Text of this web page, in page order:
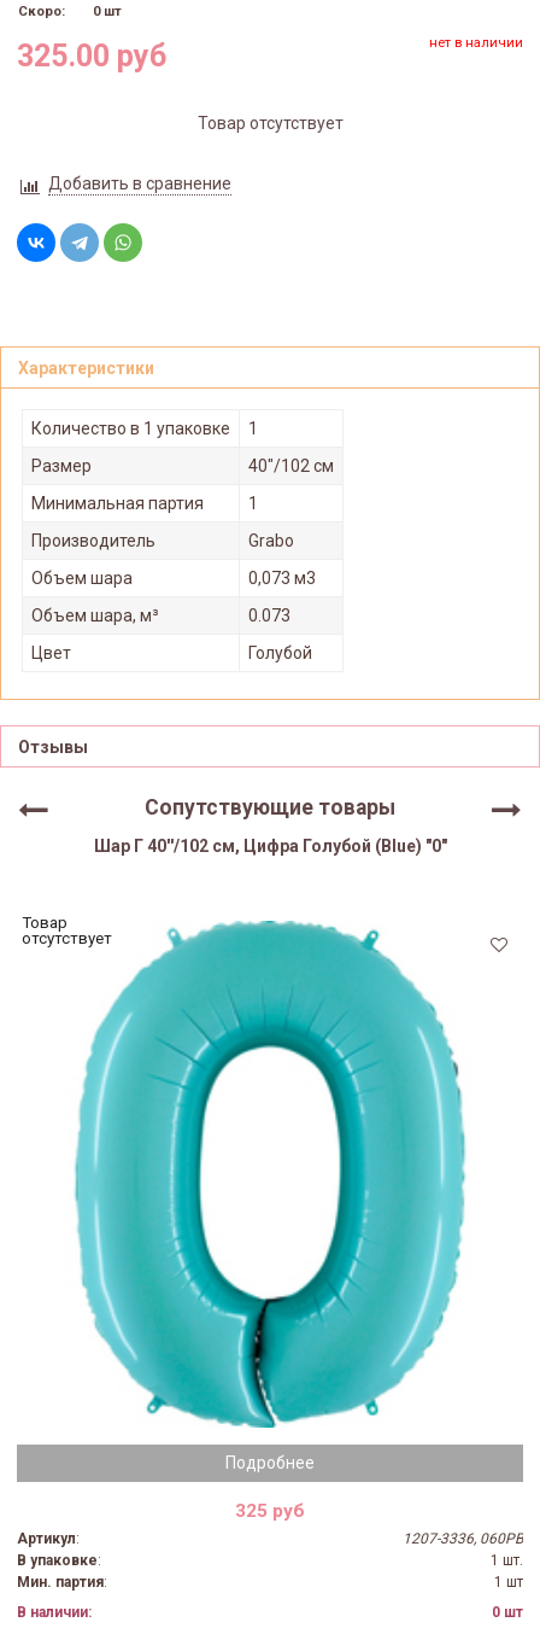
Скоро:
0 шт
325.00 руб нет в наличии
Товар отсутствует
Добавить в сравнение
Характеристики
Количество в 1 упаковке
1
Размер
40"/102 см
Минимальная партия
1
Производитель
Grabo
Объем шара
0,073 м3
Объем шара, м³
0.073
Цвет
Голубой
Отзывы
Сопутствующие товары
Шар Г 40''/102 см, Цифра Голубой (Blue) "0"
Подробнее
Товар
отсутствует
325 руб
Артикул:
1207-3336, 060PB
В упаковке:
1 шт.
Мин. партия:
1 шт
В наличии:
0 шт